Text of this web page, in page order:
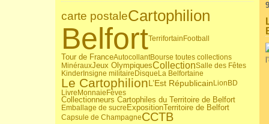
carte postaleCartophilion
BelfortTerrifortain Football
Tour de FranceAutocollantBourse toutes collections
MinérauxJeux OlympiquesCollectionSalle des Fêtes
Kinder Insigne militaire Disque La Belfortaine
Le CartophilionL’Est Républicain Lion BD
Livre Monnaie Fèves
Collectionneurs Cartophiles du Territoire de Belfort
Emballage de sucre ExpositionTerritoire de Belfort
Capsule de ChampagneCCTB